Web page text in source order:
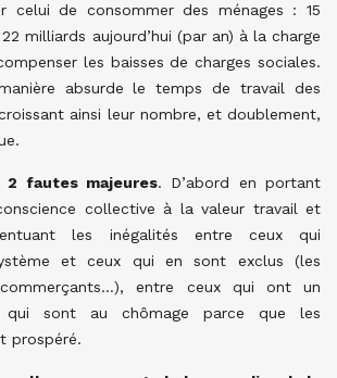
celui de consommer des ménages : 15
milliards aujourd’hui (par an) à la charge
les baisses de charges sociales.
absurde le temps de travail des
ainsi leur nombre, et doublement,
2 fautes majeures. D’abord en portant
collective à la valeur travail et
les inégalités entre ceux qui
et ceux qui en sont exclus (les
entre ceux qui ont un
sont au chômage parce que les
prospéré.